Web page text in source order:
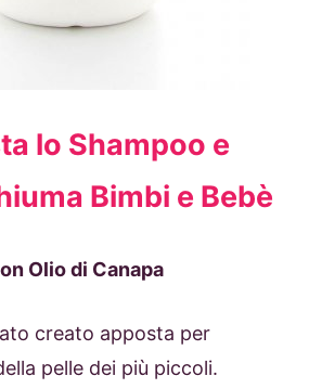
lo Shampoo e
Bimbi e Bebè
Olio di Canapa
creato apposta per
pelle dei più piccoli.